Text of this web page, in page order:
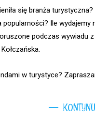
się branża
Ile
podczas wywiadu
w turystyce?